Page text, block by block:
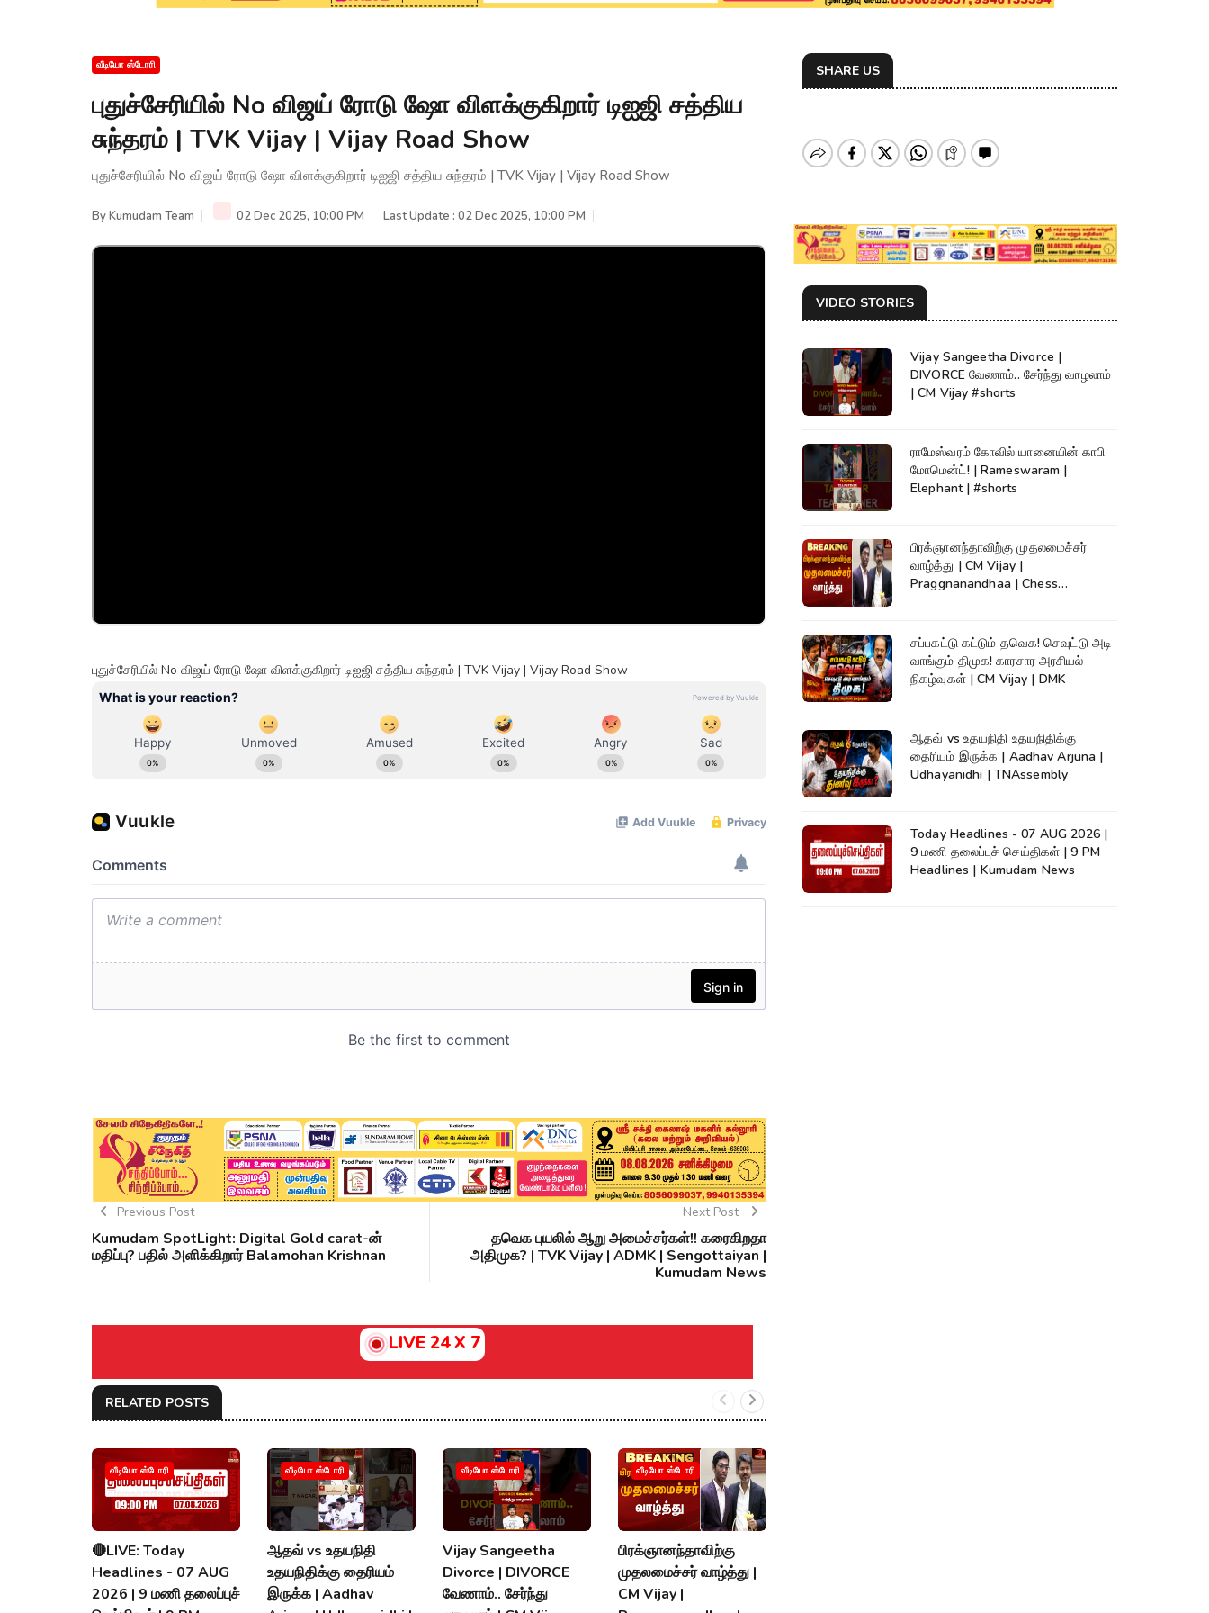
வீடியோ ஸ்டோரி
புதுச்சேரியில் No விஜய் ரோடு ஷோ விளக்குகிறார் டிஐஜி சத்திய
சுந்தரம் | TVK Vijay | Vijay Road Show
புதுச்சேரியில் No விஜய் ரோடு ஷோ விளக்குகிறார் டிஐஜி சத்திய சுந்தரம் | TVK Vijay | Vijay Road Show
ByKumudam Team 02 Dec 2025, 10:00 PM Last Update : 02 Dec 2025, 10:00 PM
புதுச்சேரியில் No விஜய் ரோடு ஷோ விளக்குகிறார் டிஐஜி சத்திய சுந்தரம் | TVK Vijay | Vijay Road Show
Previous Post
Kumudam SpotLight: Digital Gold carat-ன்
மதிப்பு? பதில் அளிக்கிறார் Balamohan Krishnan
Next Post
தவெக புயலில் ஆறு அமைச்சர்கள்!! கரைகிறதா
அதிமுக? | TVK Vijay | ADMK | Sengottaiyan |
Kumudam News
LIVE 24 X 7
RELATED POSTS
வீடியோ ஸ்டோரி
🔴LIVE: Today
Headlines - 07 AUG
2026 | 9 மணி தலைப்புச்
வீடியோ ஸ்டோரி
ஆதவ் vs உதயநிதி
உதயநிதிக்கு தைரியம்
இருக்க | Aadhav
வீடியோ ஸ்டோரி
Vijay Sangeetha
Divorce | DIVORCE
வேணாம்.. சேர்ந்து
வீடியோ ஸ்டோரி
பிரக்ஞானந்தாவிற்கு
முதலமைச்சர் வாழ்த்து |
CM Vijay |
SHARE US
VIDEO STORIES
Vijay Sangeetha Divorce |
DIVORCE வேணாம்.. சேர்ந்து வாழலாம்
| CM Vijay #shorts
ராமேஸ்வரம் கோவில் யானையின் காபி
மோமென்ட்! | Rameswaram |
Elephant | #shorts
பிரக்ஞானந்தாவிற்கு முதலமைச்சர்
வாழ்த்து | CM Vijay |
Praggnanandhaa | Chess
சப்பகட்டு கட்டும் தவெக! செவுட்டு அடி
வாங்கும் திமுக! காரசார அரசியல்
நிகழ்வுகள் | CM Vijay | DMK
ஆதவ் vs உதயநிதி உதயநிதிக்கு
தைரியம் இருக்க | Aadhav Arjuna |
Udhayanidhi | TNAssembly
Today Headlines - 07 AUG 2026 |
9 மணி தலைப்புச் செய்திகள் | 9 PM
Headlines | Kumudam News